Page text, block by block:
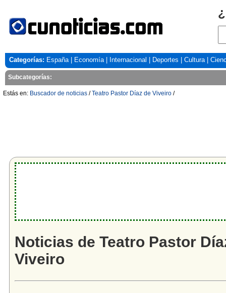
Categorías: España| Economía| Internacional Deportes Cultura|
Subcategorías:
Estás en: Buscador de noticias /Teatro Pastor Díaz de Viveiro /
Noticias de Teatro Pastor
Viveiro